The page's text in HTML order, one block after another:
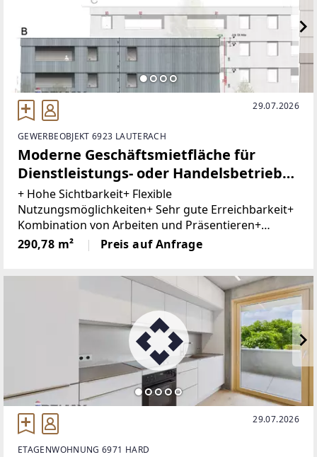
29.07.2026
GEWERBEOBJEKT 6923 LAUTERACH
Moderne Geschäftsmietfläche für
Dienstleistungs- oder Handelsbetriebe
in bester, hoch frequentierter Lage von
Lauterach
+ Hohe Sichtbarkeit+ Flexible
Nutzungsmöglichkeiten+ Sehr gute Erreichbarkeit+
Kombination von Arbeiten und Präsentieren+
Barrierefrei+ Ausreichend Besucherparkplätze+
Tiefgaragenstellplatz optionalIn hoch frequentierter
290,78 m² Preis auf Anfrage
29.07.2026
ETAGENWOHNUNG 6971 HARD